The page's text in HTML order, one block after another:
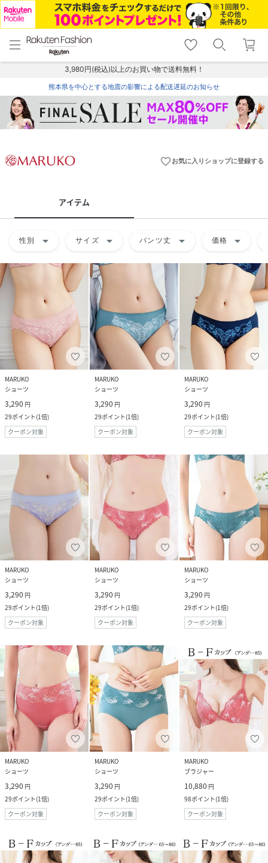
menu home
トップ
shopping_cart lock_outline
ログイン
3,980円(税込)以上のお買い物で送料無料！
熊本県を中心とする地震の影響による配送遅延のお知らせ
favorite_borderお気に入りショップに登録する
アイテム
性別 arrow_drop_down サイズ arrow_drop_down パンツ丈 arrow_drop_down 価格 arrow_drop_down
MARUKO
ショーツ
3,290 円
29ポイント(1倍)
クーポン対象
MARUKO
ショーツ
3,290 円
29ポイント(1倍)
クーポン対象
MARUKO
ショーツ
3,290 円
29ポイント(1倍)
クーポン対象
MARUKO
ショーツ
3,290 円
29ポイント(1倍)
クーポン対象
MARUKO
ショーツ
3,290 円
29ポイント(1倍)
クーポン対象
MARUKO
ショーツ
3,290 円
29ポイント(1倍)
クーポン対象
MARUKO
ショーツ
3,290 円
29ポイント(1倍)
クーポン対象
MARUKO
ショーツ
3,290 円
29ポイント(1倍)
クーポン対象
MARUKO
ブラジャー
10,880 円
98ポイント(1倍)
クーポン対象